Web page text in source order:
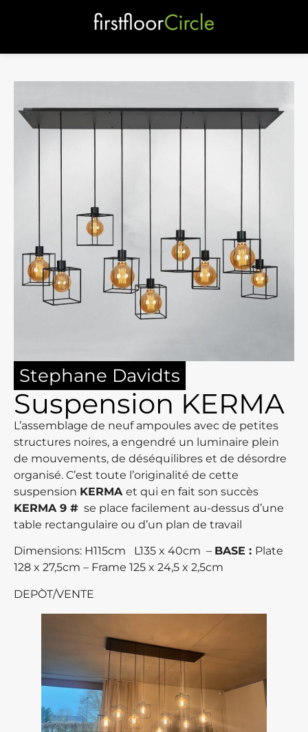
Stephane Davidts
Suspension KERMA
L’assemblage de neuf ampoules avec de petites
structures noires, a engendré un luminaire plein
de mouvements, de déséquilibres et de désordre
organisé. C’est toute l’originalité de cette
suspension KERMA et qui en fait son succès
KERMA 9 # se place facilement au-dessus d’une
table rectangulaire ou d’un plan de travail
Dimensions: H115cm L135 x 40cm – BASE : Plate
128 x 27,5cm – Frame 125 x 24,5 x 2,5cm
DEPÒT/VENTE